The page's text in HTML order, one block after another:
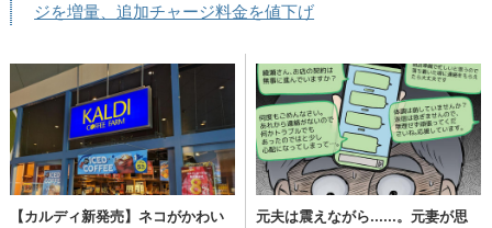
ジを増量、追加チャージ料金を値下げ